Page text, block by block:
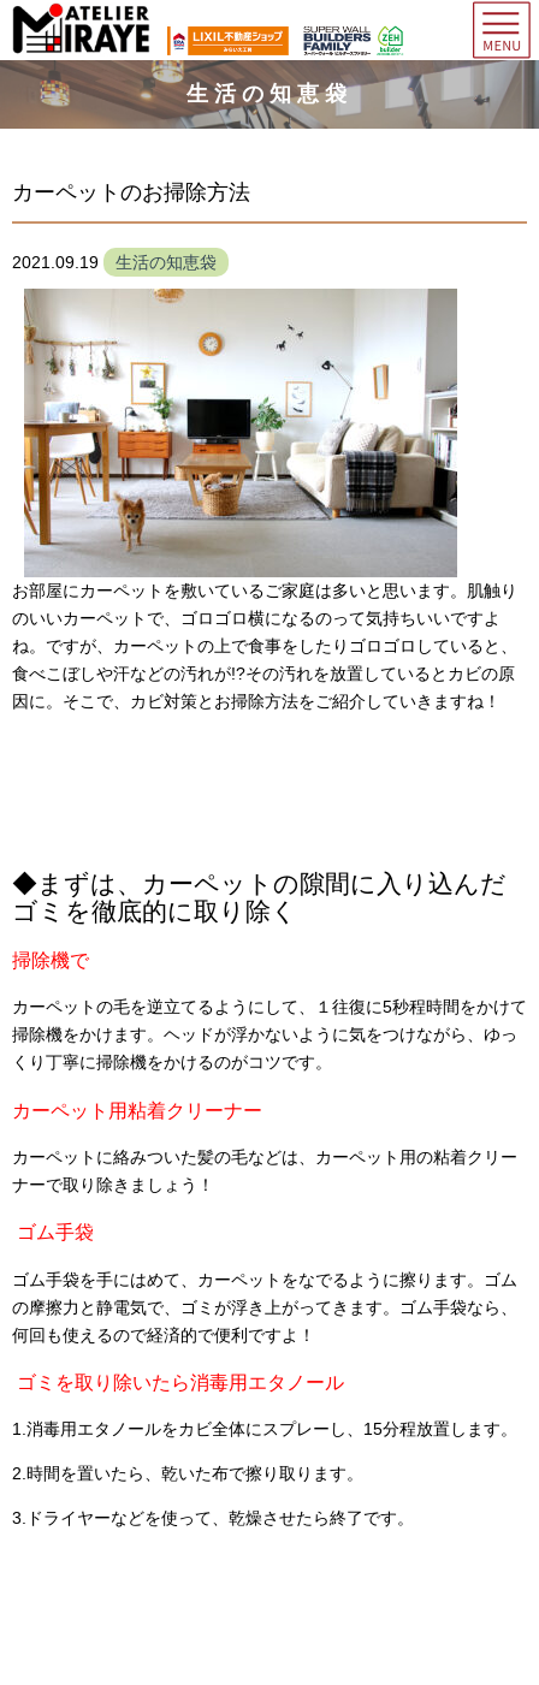
生活の知恵袋
カーペットのお掃除方法
2021.09.19 生活の知恵袋
お部屋にカーペットを敷いているご家庭は多いと思います。肌触り
のいいカーペットで、ゴロゴロ横になるのって気持ちいいですよ
ね。ですが、カーペットの上で食事をしたりゴロゴロしていると、
食べこぼしや汗などの汚れが!?その汚れを放置しているとカビの原
因に。そこで、カビ対策とお掃除方法をご紹介していきますね！
◆まずは、カーペットの隙間に入り込んだ
ゴミを徹底的に取り除く
掃除機で
カーペットの毛を逆立てるようにして、１往復に5秒程時間をかけて
掃除機をかけます。ヘッドが浮かないように気をつけながら、ゆっ
くり丁寧に掃除機をかけるのがコツです。
カーペット用粘着クリーナー
カーペットに絡みついた髪の毛などは、カーペット用の粘着クリー
ナーで取り除きましょう！
ゴム手袋
ゴム手袋を手にはめて、カーペットをなでるように擦ります。ゴム
の摩擦力と静電気で、ゴミが浮き上がってきます。ゴム手袋なら、
何回も使えるので経済的で便利ですよ！
ゴミを取り除いたら消毒用エタノール
1.消毒用エタノールをカビ全体にスプレーし、15分程放置します。
2.時間を置いたら、乾いた布で擦り取ります。
3.ドライヤーなどを使って、乾燥させたら終了です。